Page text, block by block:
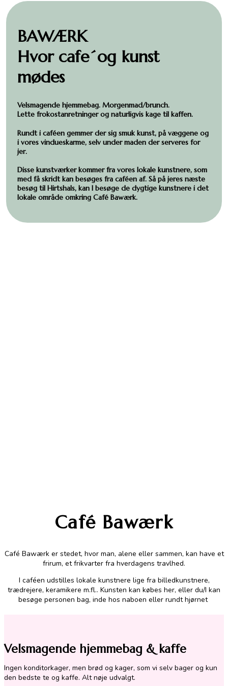
BAWÆRK
Hvor cafe´og kunst
mødes
Velsmagende hjemmebag. Morgenmad/brunch.
Lette frokostanretninger og naturligvis kage til kaffen.
Rundt i caféen gemmer der sig smuk kunst, på væggene og
i vores vindueskarme, selv under maden der serveres for
jer.
Disse kunstværker kommer fra vores lokale kunstnere, som
med få skridt kan besøges fra caféen af. Så på jeres næste
besøg til Hirtshals, kan I besøge de dygtige kunstnere i det
lokale område omkring Café Bawærk.
Café Bawærk
Café Bawærk er stedet, hvor man, alene eller sammen, kan have et
frirum, et frikvarter fra hverdagens travlhed.
I caféen udstilles lokale kunstnere lige fra billedkunstnere,
trædrejere, keramikere m.fl.. Kunsten kan købes her, eller du/I kan
besøge personen bag, inde hos naboen eller rundt hjørnet
Velsmagende hjemmebag & kaffe
Ingen konditorkager, men brød og kager, som vi selv bager og kun
den bedste te og kaffe. Alt nøje udvalgt.